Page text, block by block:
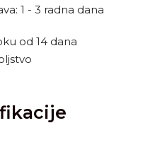
1 - 3 radna dana
od 14 dana